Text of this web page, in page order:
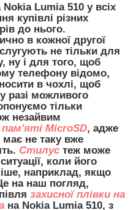
Lumia 510 у всіх
купівлі різних
до нього.
в кожної другої
не тільки для
ну і для того, щоб
телефону відомо,
в чохлі, щоб
разі можливого
тільки
незайвим
MicroSD, адже
не таку вже
Стилус теж може
коли його
наприклад, якщо
на наш погляд,
захисної плівки на
на Nokia Lumia 510, з